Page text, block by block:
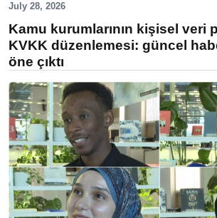
July 28, 2026
Kamu kurumlarının kişisel veri
KVKK düzenlemesi: güncel
öne çıktı